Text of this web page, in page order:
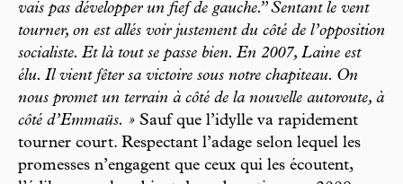
vais pas développer un fief de gauche.” Sentant le vent
tourner, on est allés voir justement du côté de l’opposition
socialiste. Et là tout se passe bien. En 2007, Laine est
élu. Il vient fêter sa victoire sous notre chapiteau. On
nous promet un terrain à côté de la nouvelle autoroute, à
côté d’Emmaüs. » Sauf que l’idylle va rapidement
tourner court. Respectant l’adage selon lequel les
promesses n’engagent que ceux qui les écoutent,